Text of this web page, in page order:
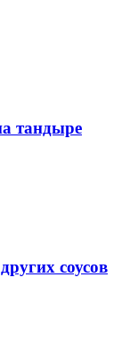
тандыре
соусов